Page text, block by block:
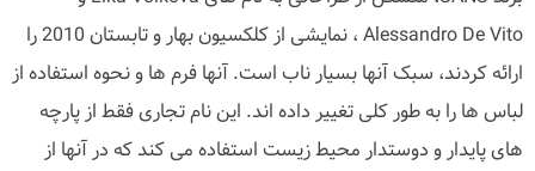
Alessandro De Vito ، نمایشی از کلکسیون بهار و تابستان 2010 را
ارائه کردند، سبک آنها بسیار ناب است. آنها فرم ها و نحوه استفاده از
لباس ها را به طور کلی تغییر داده اند. این نام تجاری فقط از پارچه
های پایدار و دوستدار محیط زیست استفاده می کند که در آنها از